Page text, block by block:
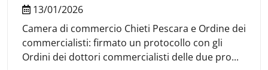
13/01/2026
Camera di commercio Chieti Pescara e Ordine dei
commercialisti: firmato un protocollo con gli
Ordini dei dottori commercialisti delle due pro...